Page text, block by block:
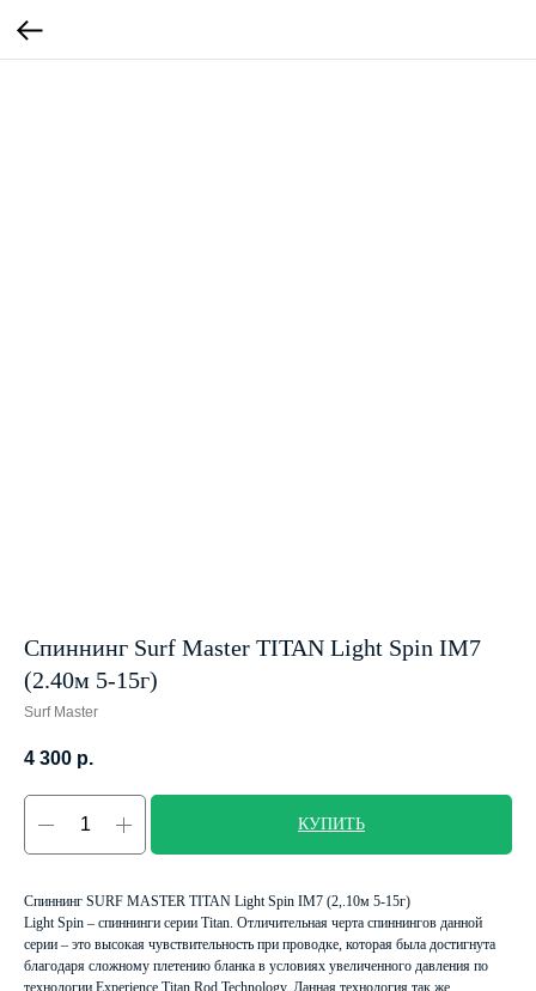
Спиннинг Surf Master TITAN Light Spin IM7
(2.40м 5-15г)
Surf Master
4 300 р.
КУПИТЬ
Спиннинг SURF MASTER TITAN Light Spin IM7 (2,.10м 5-15г)
Light Spin – спиннинги серии Titan. Отличительная черта спиннингов данной
серии – это высокая чувствительность при проводке, которая была достигнута
благодаря сложному плетению бланка в условиях увеличенного давления по